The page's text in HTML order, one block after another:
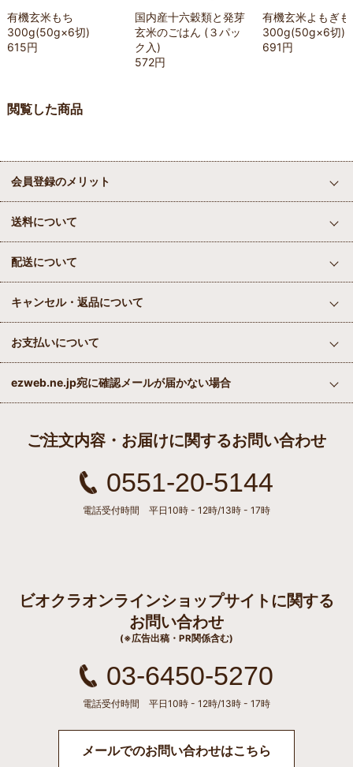
有機玄米もち
300g(50g×6切)
615円
国内産十六穀類と発芽
玄米のごはん (３パッ
ク入)
572円
有機玄米よもぎも
300g(50g×6切)
691円
閲覧した商品
会員登録のメリット
送料について
配送について
キャンセル・返品について
お支払いについて
ezweb.ne.jp宛に確認メールが届かない場合
ご注文内容・お届けに関するお問い合わせ
0551-20-5144
電話受付時間 平日10時 - 12時/13時 - 17時
ビオクラオンラインショップサイトに関する
お問い合わせ
(※広告出稿・PR関係含む)
03-6450-5270
電話受付時間 平日10時 - 12時/13時 - 17時
メールでのお問い合わせはこちら